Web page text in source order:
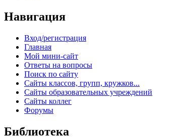
Навигация
Вход/регистрация
Главная
Мой мини-сайт
Ответы на вопросы
Поиск по сайту
Сайты классов, групп, кружков...
Сайты образовательных учреждений
Сайты коллег
Форумы
Библиотека